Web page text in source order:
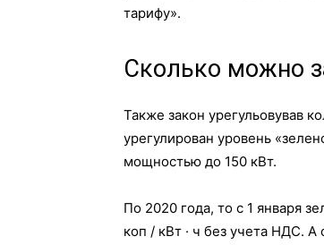
тарифу».
Сколько можно
Также закон урегульовував
урегулирован уровень
мощностью до 150 кВт.
По 2020 года, то с 1 января
коп / кВт · ч без учета НДС. А